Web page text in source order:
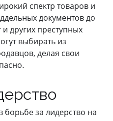
спектр товаров и
документов до
других преступных
выбирать из
делая свои
борьбе за лидерство на